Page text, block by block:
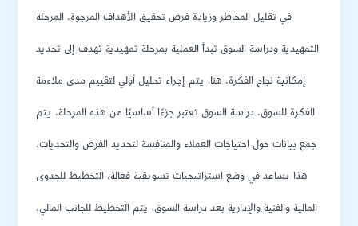
في تقليل المخاطر وزيادة فرص تحقيق الأهداف المرجوة. المرحلة
التمهيدية ودراسة السوق تبدأ العملية بمرحلة تمهيدية تهدف إلى تحديد
إمكانية نجاح الفكرة. هنا، يتم إجراء تحليل أولي لتقييم مدى ملاءمة
الفكرة للسوق. دراسة السوق تعتبر جزءًا أساسيًا من هذه المرحلة. يتم
جمع بيانات حول احتياجات العملاء والمنافسة لتحديد الفرص والتحديات.
هذا يساعد في وضع استراتيجيات تسويقية فعالة. التخطيط للجدوى
المالية والفنية والإدارية بعد دراسة السوق، يتم التخطيط للجانب المالي.